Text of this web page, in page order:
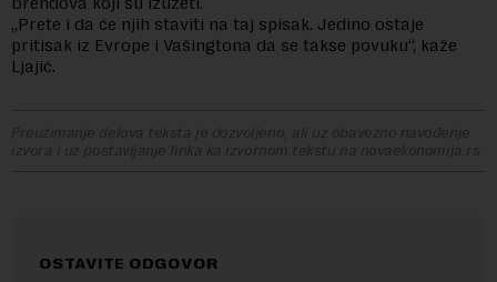
„Prete i da će njih staviti na taj spisak. Jedino ostaje
pritisak iz Evrope i Vašingtona da se takse povuku“, kaže
Ljajić.
Preuzimanje delova teksta je dozvoljeno, ali uz obavezno navođenje
izvora i uz postavljanje linka ka izvornom tekstu na novaekonomija.rs
OSTAVITE ODGOVOR